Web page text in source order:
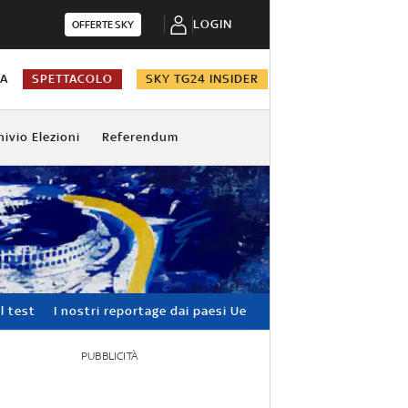
OFFERTE SKY LOGIN
SPETTACOLO SKY TG24 INSIDER
Elezioni Referendum
test I nostri reportage dai paesi Ue
PUBBLICITÀ